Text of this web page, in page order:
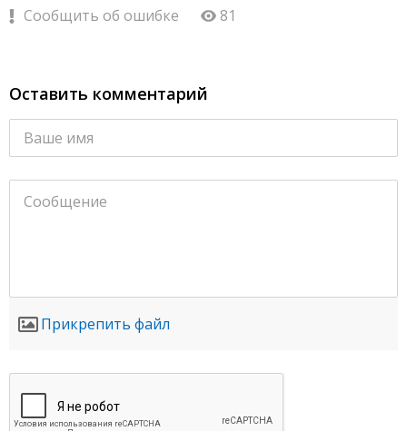
Сообщить об ошибке 81
Оставить комментарий
Прикрепить файл